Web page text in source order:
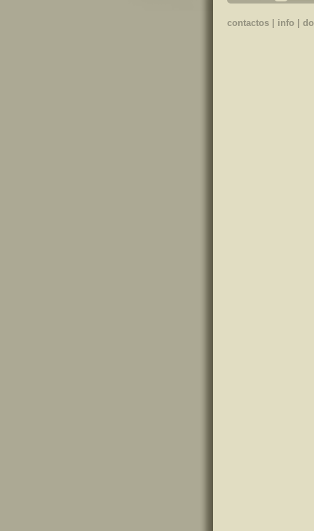
contactos| info|